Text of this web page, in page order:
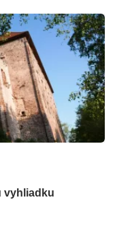
vyhliadku